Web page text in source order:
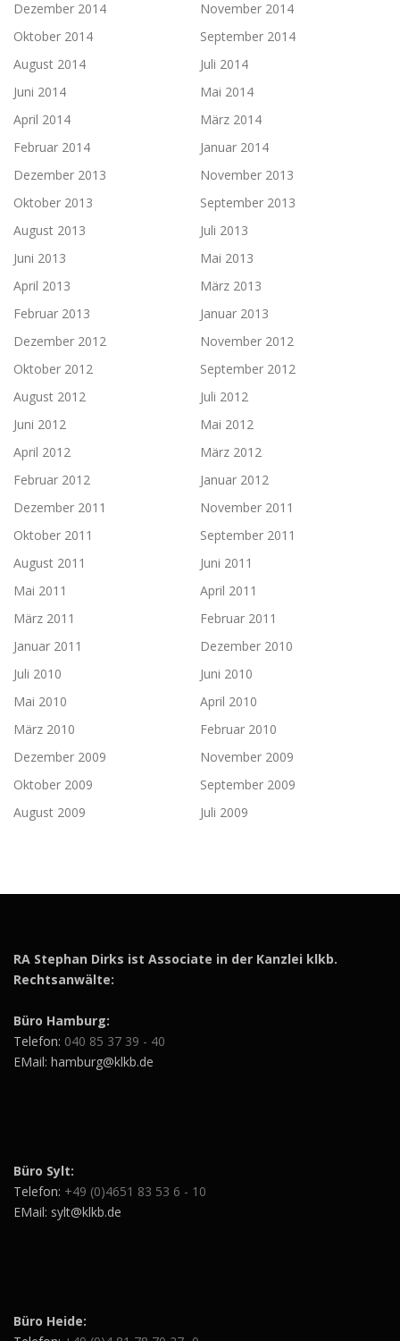
Dezember 2014
November 2014
Oktober 2014
September 2014
August 2014
Juli 2014
Juni 2014
Mai 2014
April 2014
März 2014
Februar 2014
Januar 2014
Dezember 2013
November 2013
Oktober 2013
September 2013
August 2013
Juli 2013
Juni 2013
Mai 2013
April 2013
März 2013
Februar 2013
Januar 2013
Dezember 2012
November 2012
Oktober 2012
September 2012
August 2012
Juli 2012
Juni 2012
Mai 2012
April 2012
März 2012
Februar 2012
Januar 2012
Dezember 2011
November 2011
Oktober 2011
September 2011
August 2011
Juni 2011
Mai 2011
April 2011
März 2011
Februar 2011
Januar 2011
Dezember 2010
Juli 2010
Juni 2010
Mai 2010
April 2010
März 2010
Februar 2010
Dezember 2009
November 2009
Oktober 2009
September 2009
August 2009
Juli 2009
RA Stephan Dirks ist Associate in der Kanzlei klkb.
Rechtsanwälte:
Büro Hamburg:
Telefon: 040 85 37 39 - 40
EMail: hamburg@klkb.de
Büro Sylt:
Telefon: +49 (0)4651 83 53 6 - 10
EMail: sylt@klkb.de
Büro Heide: